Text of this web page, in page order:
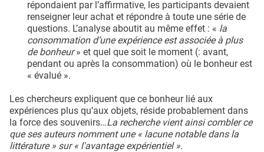
répondaient par l’affirmative, les participants devaient
renseigner leur achat et répondre à toute une série de
questions. L’analyse aboutit au même effet : « la
consommation d’une expérience est associée à plus
de bonheur» et quel que soit le moment (: avant,
pendant ou après la consommation) où le bonheur est
« évalué ».
Les chercheurs expliquent que ce bonheur lié aux
expériences plus qu’aux objets, réside probablement dans
la force des souvenirs…La recherche vient ainsi comblerce
que ses auteurs nomment une « lacune notable dans la
littérature » sur « l'avantage expérientiel ».